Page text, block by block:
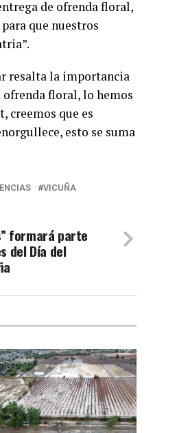
de ofrenda floral,
que nuestros
resalta la importancia
floral, lo hemos
creemos que es
esto se suma
VICUÑA
formará parte
del Día del